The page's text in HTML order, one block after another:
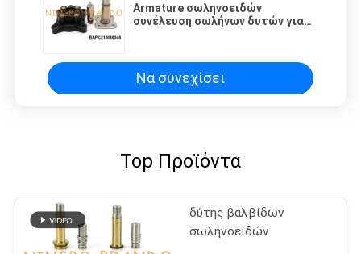
Armature σωληνοειδών
συνέλευση σωλήνων δυτών για
Να συνεχίσει
Top Προϊόντα
δύτης βαλβίδων
σωληνοειδών